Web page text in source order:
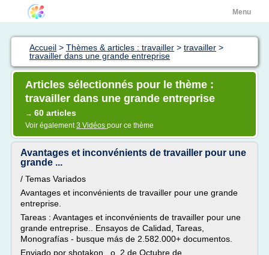
Menu
Accueil > Thèmes & articles : travailler > travailler >
travailler dans une grande entreprise
Articles sélectionnés pour le thème :
travailler dans une grande entreprise
→ 60 articles
Voir également3 Vidéos pour ce thème
Avantages et inconvénients de travailler pour une
grande ...
/ Temas Variados
Avantages et inconvénients de travailler pour une grande
entreprise.
Tareas : Avantages et inconvénients de travailler pour une
grande entreprise.. Ensayos de Calidad, Tareas,
Monografías - busque más de 2.582.000+ documentos.
Enviado por shotakon o 2 de Octubre de